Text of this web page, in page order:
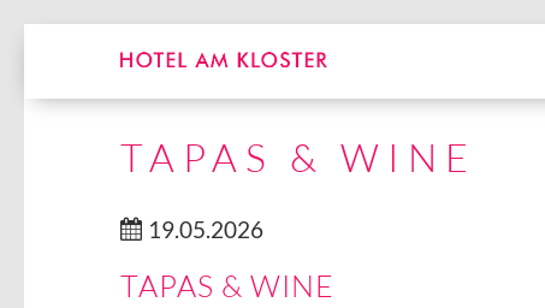
TAPAS & WINE
19.05.2026
TAPAS & WINE